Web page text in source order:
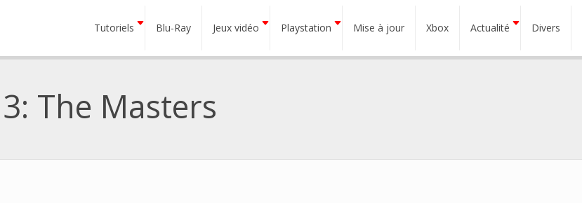
Tutoriels Blu-Ray Jeux vidéo Playstation Mise à jour Xbox Actualité Divers
The Masters